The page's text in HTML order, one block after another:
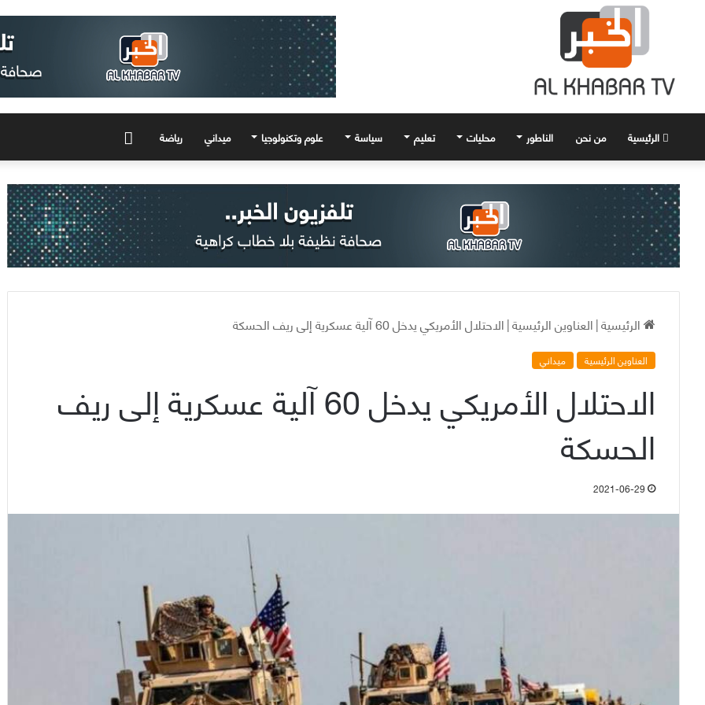
الرئيسية من نحن الناطور محليات تعليم سياسة علوم وتكنولوجيا ميداني رياضة
الرئيسية|العناوين الرئيسية|الاحتلال الأمريكي يدخل 60 آلية عسكرية إلى ريف الحسكة
العناوين الرئيسية ميداني
الاحتلال الأمريكي يدخل 60 آلية عسكرية إلى ريف
الحسكة
2021-06-29